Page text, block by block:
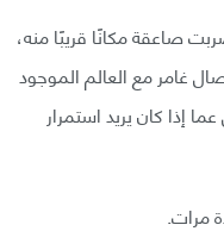
صاعقة مكانًا قريبًا منه،
غامر مع العالم الموجود
إذا كان يريد استمرار
مرات.